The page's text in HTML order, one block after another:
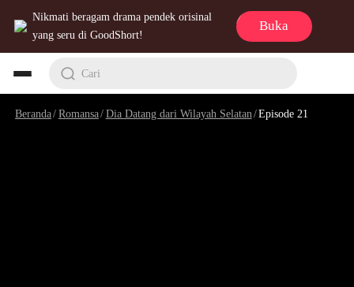
Nikmati beragam drama pendek orisinal
yang seru di GoodShort!
Buka
Cari
Beranda/Romansa/Dia Datang dari Wilayah Selatan/Episode 21